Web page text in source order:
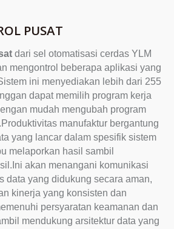
PUSAT
dari sel otomatisasi cerdas YLM
mengontrol beberapa aplikasi yang
ini menyediakan lebih dari 255
dapat memilih program kerja
mudah mengubah program
manufaktur bergantung
yang lancar dalam spesifik sistem
melaporkan hasil sambil
akan menangani komunikasi
data yang didukung secara aman,
kinerja yang konsisten dan
persyaratan keamanan dan
mendukung arsitektur data yang